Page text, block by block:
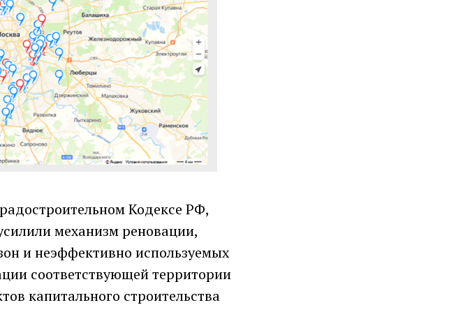
Кодексе РФ,
механизм реновации,
и неэффективно используемых
соответствующей территории
капитального строительства